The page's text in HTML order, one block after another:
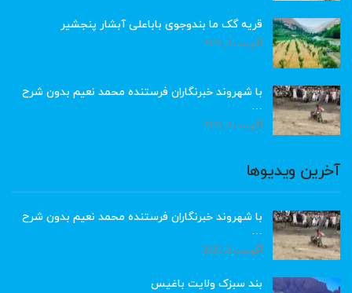
قریه گک ما بندوجوی باباعلی آبشار پنجشیر
آگوست 8, 2026
با شهروند خبرنگاران فرستنده محمد نعیم بدون شرح
…
آگوست 8, 2026
آخرین ویدیوها
با شهروند خبرنگاران فرستنده محمد نعیم بدون شرح
…
آگوست 8, 2026
بند سبزک ولایت باغیس